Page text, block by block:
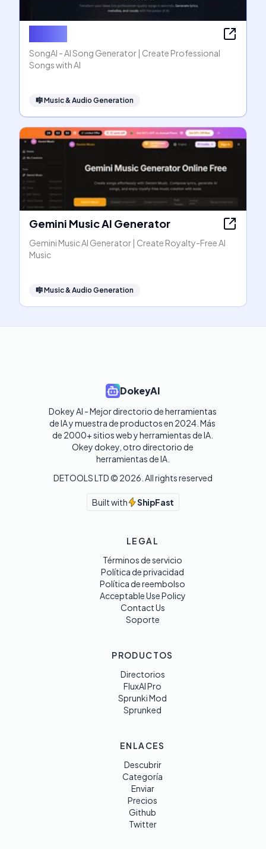
SongAI - AI Song Generator | Create Professional
Songs with AI
🎼Music & Audio Generation
Gemini Music AI Generator
Gemini Music AI Generator | Create Royalty-Free AI
Music
🎼Music & Audio Generation
DokeyAI
Dokey AI - Mejor directorio de herramientas
de IA y muestra de productos en 2024. Más
de 2000+ sitios web y herramientas de IA.
Okey dokey, otro directorio de
herramientas de IA.
DETOOLS LTD © 2026 . All rights reserved
Built with ShipFast
LEGAL
Términos de servicio
Política de privacidad
Política de reembolso
Acceptable Use Policy
Contact Us
Soporte
PRODUCTOS
Directorios
FluxAI Pro
Sprunki Mod
Sprunked
ENLACES
Descubrir
Categoría
Enviar
Precios
Github
Twitter